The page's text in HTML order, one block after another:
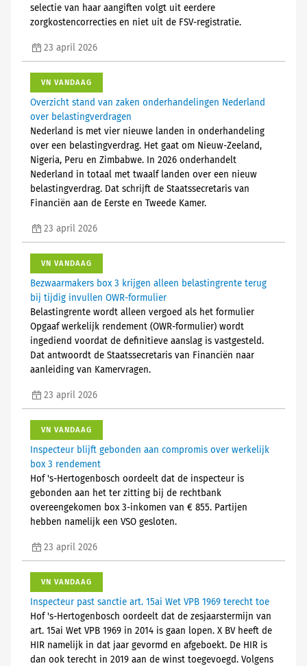
selectie van haar aangiften volgt uit eerdere
zorgkostencorrecties en niet uit de FSV-registratie.
23 april 2026
VN VANDAAG
Overzicht stand van zaken onderhandelingen Nederland
over belastingverdragen
Nederland is met vier nieuwe landen in onderhandeling
over een belastingverdrag. Het gaat om Nieuw-Zeeland,
Nigeria, Peru en Zimbabwe. In 2026 onderhandelt
Nederland in totaal met twaalf landen over een nieuw
belastingverdrag. Dat schrijft de Staatssecretaris van
Financiën aan de Eerste en Tweede Kamer.
23 april 2026
VN VANDAAG
Bezwaarmakers box 3 krijgen alleen belastingrente terug
bij tijdig invullen OWR-formulier
Belastingrente wordt alleen vergoed als het formulier
Opgaaf werkelijk rendement (OWR-formulier) wordt
ingediend voordat de definitieve aanslag is vastgesteld.
Dat antwoordt de Staatssecretaris van Financiën naar
aanleiding van Kamervragen.
23 april 2026
VN VANDAAG
Inspecteur blijft gebonden aan compromis over werkelijk
box 3 rendement
Hof 's-Hertogenbosch oordeelt dat de inspecteur is
gebonden aan het ter zitting bij de rechtbank
overeengekomen box 3-inkomen van € 855. Partijen
hebben namelijk een VSO gesloten.
23 april 2026
VN VANDAAG
Inspecteur past sanctie art. 15ai Wet VPB 1969 terecht toe
Hof 's-Hertogenbosch oordeelt dat de zesjaarstermijn van
art. 15ai Wet VPB 1969 in 2014 is gaan lopen. X BV heeft de
HIR namelijk in dat jaar gevormd en afgeboekt. De HIR is
dan ook terecht in 2019 aan de winst toegevoegd. Volgens